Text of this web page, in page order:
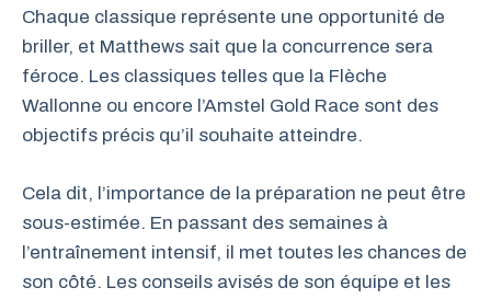
Chaque classique représente une opportunité de
briller, et Matthews sait que la concurrence sera
féroce. Les classiques telles que la Flèche
Wallonne ou encore l’Amstel Gold Race sont des
objectifs précis qu’il souhaite atteindre.
Cela dit, l’importance de la préparation ne peut être
sous-estimée. En passant des semaines à
l’entraînement intensif, il met toutes les chances de
son côté. Les conseils avisés de son équipe et les